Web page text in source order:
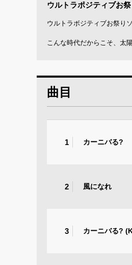
ウルトラポジティブお
ウルトラボジティブお祭り
こんな時代だからこそ、太
曲目
1 カーニバる?
2 風になれ
3 カーニバる?